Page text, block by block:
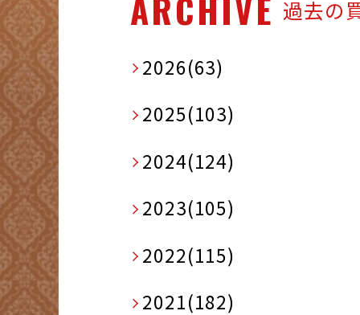
過去の
2026(63)
2025(103)
2024(124)
2023(105)
2022(115)
2021(182)